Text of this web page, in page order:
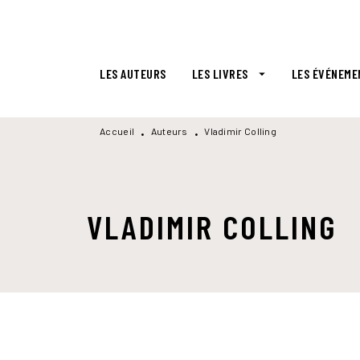
LES AUTEURS LES LIVRES arrow_drop_down LES
Accueil • Auteurs • Vladimir Colling
VLADIMIR COLLING